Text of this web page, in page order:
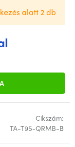
alatt 2 db
Cikszám:
TA-T95-QRMB-B